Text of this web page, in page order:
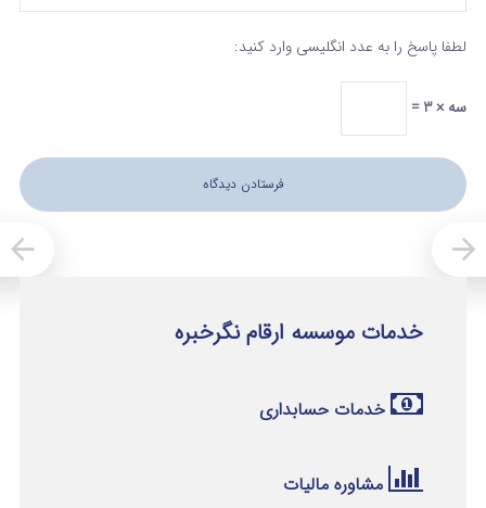
لطفا پاسخ را به عدد انگلیسی وارد کنید:
سه × 3 =
خدمات موسسه ارقام نگرخبره
خدمات حسابداری
مشاوره مالیات